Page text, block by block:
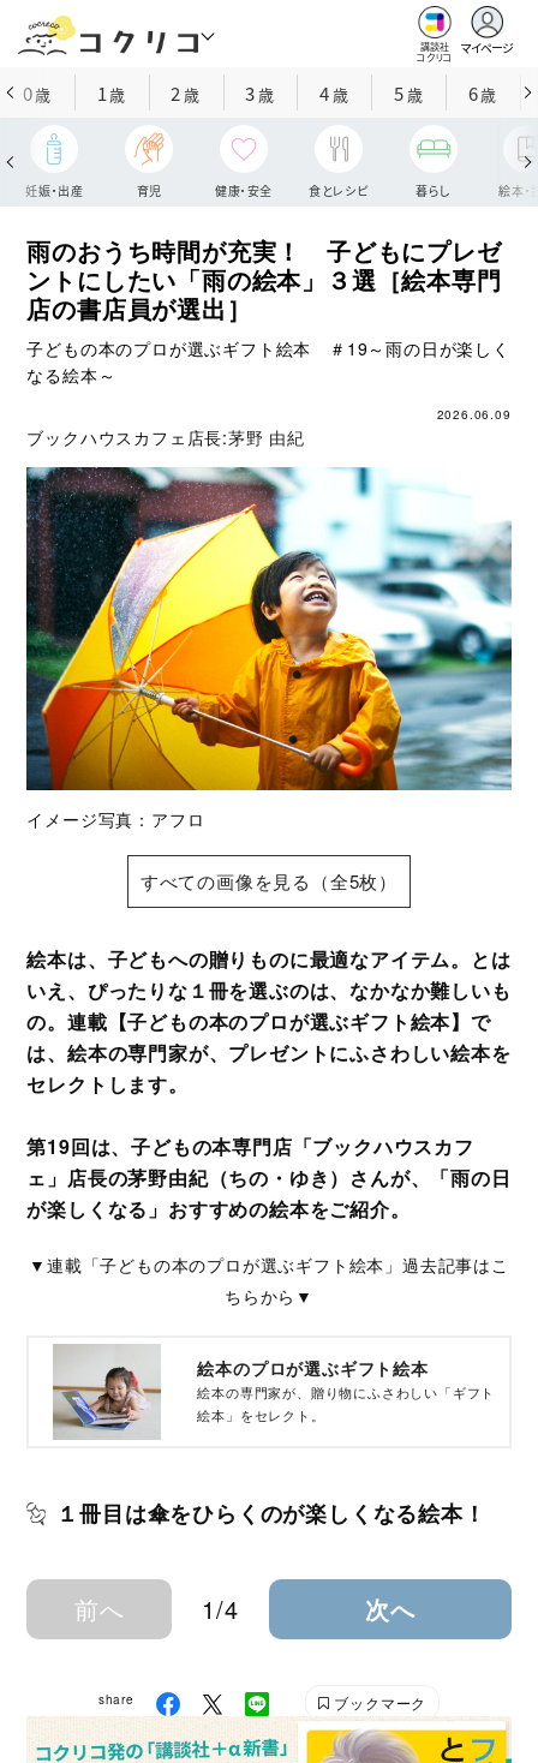
講談社
コクリコ
マイページ
0歳 1歳 2 歳 3歳 4歳 5歳 6歳
妊娠・出産 育児 健康・安全 食とレシピ 暮らし 絵本・
雨のおうち時間が充実！ 子どもにプレゼ
ントにしたい「雨の絵本」３選［絵本専門
店の書店員が選出］
子どもの本のプロが選ぶギフト絵本 ＃19～雨の日が楽しく
なる絵本～
2026.06.09
ブックハウスカフェ店長:茅野 由紀
イメージ写真：アフロ
すべての画像を見る（全5枚）
絵本は、子どもへの贈りものに最適なアイテム。とは
いえ、ぴったりな１冊を選ぶのは、なかなか難しいも
の。連載【子どもの本のプロが選ぶギフト絵本】で
は、絵本の専門家が、プレゼントにふさわしい絵本を
セレクトします。
第19回は、子どもの本専門店「ブックハウスカフ
ェ」店長の茅野由紀（ちの・ゆき）さんが、「雨の日
が楽しくなる」おすすめの絵本をご紹介。
▼連載「子どもの本のプロが選ぶギフト絵本」過去記事はこ
ちらから▼
絵本のプロが選ぶギフト絵本
絵本の専門家が、贈り物にふさわしい「ギフト
絵本」をセレクト。
１冊目は傘をひらくのが楽しくなる絵本！
前へ 1/4 次へ
share ブックマーク